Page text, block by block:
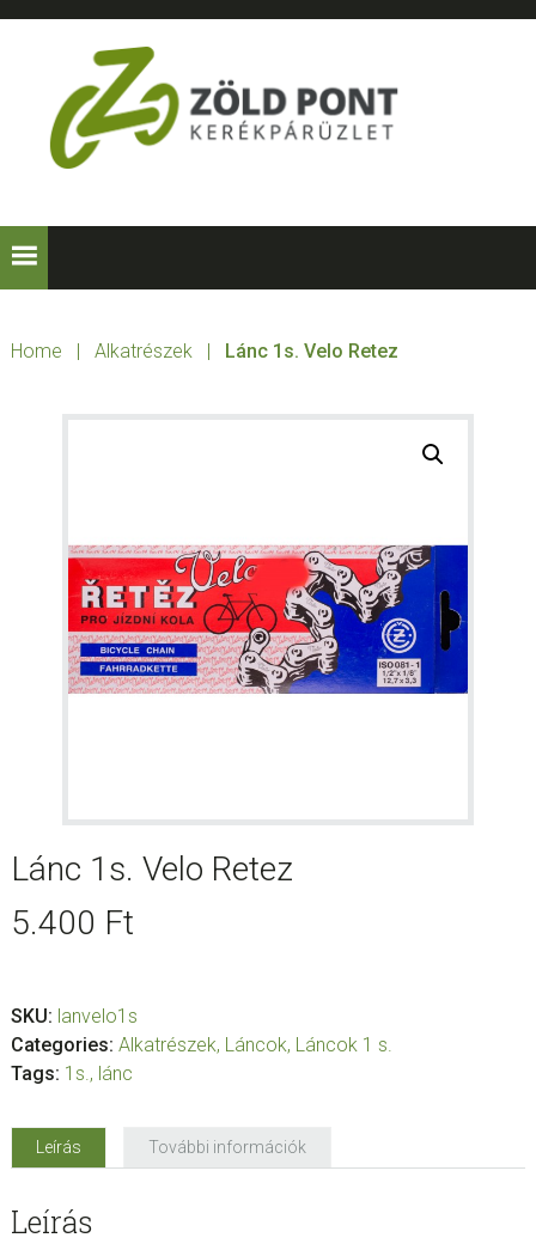
Skip
navigation
Skip
content
Skip
ZÖLD
PONT
Home | Alkatrészek | Lánc 1s. Velo Retez
Lánc 1s. Velo Retez
5.400 Ft
SKU: lanvelo1s
Categories: Alkatrészek, Láncok, Láncok 1 s.
Tags: 1s. , lánc
Leírás További információk
Leírás